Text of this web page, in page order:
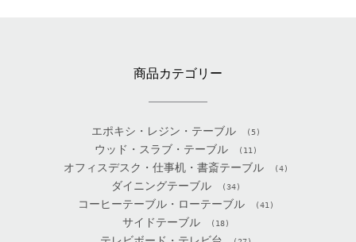
商品カテゴリー
エポキシ・レジン・テーブル (5)
ウッド・スラブ・テーブル (11)
オフィスデスク・仕事机・書斎テーブル (4)
ダイニングテーブル (34)
コーヒーテーブル・ローテーブル (41)
サイドテーブル (18)